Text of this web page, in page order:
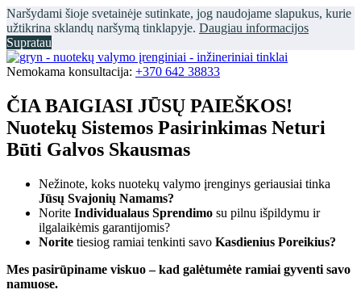
Naršydami šioje svetainėje sutinkate, jog naudojame slapukus, kurie
užtikrina sklandų naršymą tinklapyje. Daugiau informacijos
Supratau
Nemokama konsultacija: +370 642 38833
ČIA BAIGIASI JŪSŲ PAIEŠKOS!
Nuotekų Sistemos Pasirinkimas Neturi
Būti Galvos Skausmas
Nežinote, koks nuotekų valymo įrenginys geriausiai tinka
Jūsų Svajonių Namams?
Norite Individualaus Sprendimo su pilnu išpildymu ir
ilgalaikėmis garantijomis?
Norite tiesiog ramiai tenkinti savo Kasdienius Poreikius?
Mes pasirūpiname viskuo – kad galėtumėte ramiai gyventi savo
namuose.